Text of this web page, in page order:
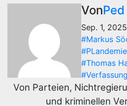
VonPed
Sep. 1, 2025
#Markus
#PLandemie
#Thomas
Von Parteien,
und kriminellen